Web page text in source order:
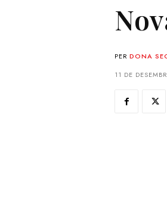
PER DONA
11 DE